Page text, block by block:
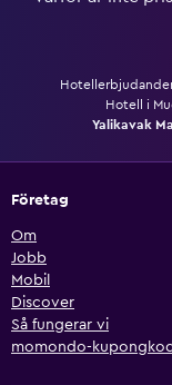
Hotell i
Yalikavak
Företag
Om
Jobb
Mobil
Discover
Så fungerar vi
momondo-